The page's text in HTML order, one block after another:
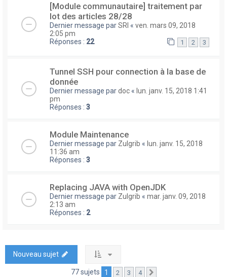
[Module communautaire] traitement par
lot des articles 28/28
Dernier message parSRI « ven. mars 09, 2018
2:05 pm
Réponses : 22 1 2 3
Tunnel SSH pour connection à la base de
donnée
Dernier message pardoc « lun. janv. 15, 2018 1:41
pm
Réponses : 3
Module Maintenance
Dernier message par Zulgrib « lun. janv. 15, 2018
11:36 am
Réponses : 3
Replacing JAVA with OpenJDK
Dernier message par Zulgrib « mar. janv. 09, 2018
2:13 am
Réponses : 2
Nouveau sujet
77 sujets 1 2 3 4